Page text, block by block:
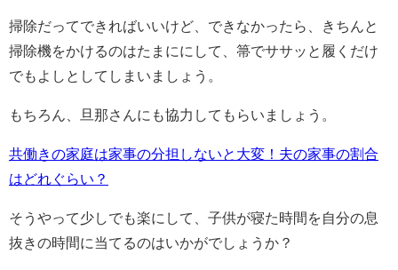
掃除だってできればいいけど、できなかったら、きちんと
掃除機をかけるのはたまににして、箒でササッと履くだけ
でもよしとしてしまいましょう。
もちろん、旦那さんにも協力してもらいましょう。
共働きの家庭は家事の分担しないと大変！夫の家事の割合
はどれぐらい？
そうやって少しでも楽にして、子供が寝た時間を自分の息
抜きの時間に当てるのはいかがでしょうか？